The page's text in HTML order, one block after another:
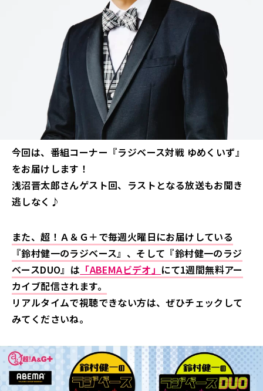
今回は、番組コーナー『ラジベース対戦 ゆめくいず』
をお届けします！
浅沼晋太郎さんゲスト回、ラストとなる放送もお聞き
逃しなく♪
また、超！Ａ＆Ｇ＋で毎週火曜日にお届けしている
『鈴村健一のラジベース』、そして『鈴村健一のラジ
ベースDUO』は 「ABEMAビデオ」 にて1週間無料アー
カイブ配信されます。
リアルタイムで視聴できない方は、ぜひチェックして
みてくださいね。